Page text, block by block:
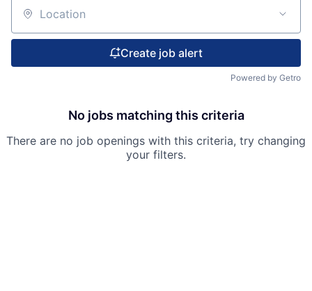
Location
Create job alert
Powered by Getro
No jobs matching this criteria
There are no job openings with this criteria, try changing
your filters.